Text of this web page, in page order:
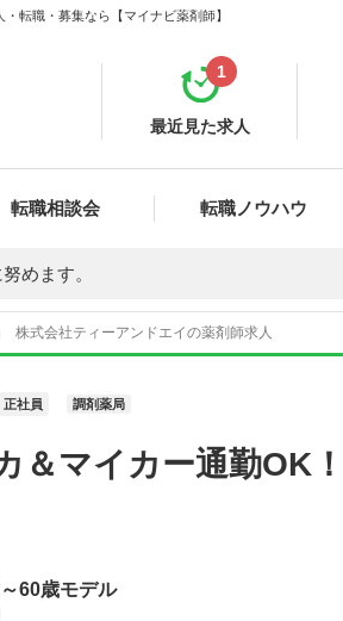
転職・募集なら【マイナビ薬剤師】
最近見た求人
1
転職相談会 転職ノウハウ
めます。
株式会社ティーアンドエイの薬剤師求人
正社員 調剤薬局
＆マイカー通勤OK
60歳モデル